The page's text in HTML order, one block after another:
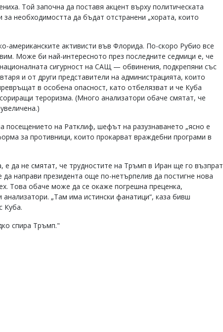
Той започна да поставя акцент върху политическата
необходимостта да бъдат отстранени „хората, които
американските активисти във Флорида. По-скоро Рубио все
Може би най-интересното през последните седмици е, че
сигурност на САЩ — обвинения, подкрепяни със
и от други представители на администрацията, които
в особена опасност, като отбелязват и че Куба
тероризма. (Много анализатори обаче смятат, че
на Ратклиф, шефът на разузнаването „ясно е
за противници, които прокарват враждебни програми в
е да не смятат, че трудностите на Тръмп в Иран ще го възпрат
направи президента още по-нетърпелив да постигне нова
Това обаче може да се окаже погрешна преценка,
„Там има истински фанатици“, каза бивш
Куба.
спира Тръмп."